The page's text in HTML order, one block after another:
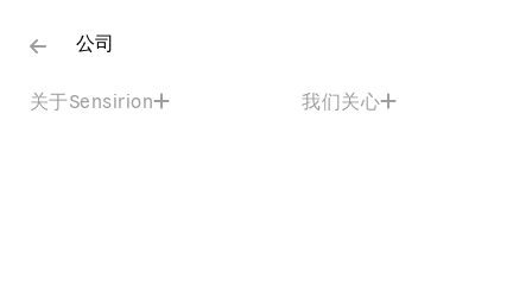
公司
关于Sensirion 我们关心